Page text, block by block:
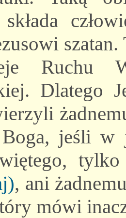
Dlatego
Boga, jeśli
, ani
mówi